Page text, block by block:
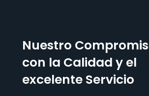
Nuestro
con la Calidad y el
excelente Servicio